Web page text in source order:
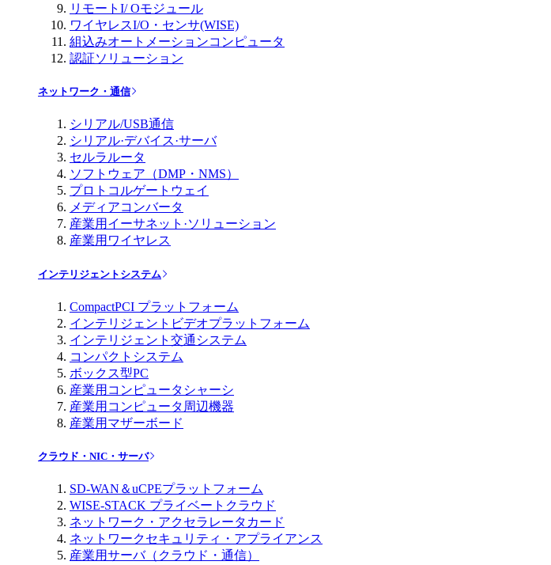
リモートI/ Oモジュール
ワイヤレスI/O・センサ(WISE)
組込みオートメーションコンピュータ
認証ソリューション
ネットワーク・通信
シリアル/USB通信
シリアル·デバイス·サーバ
セルラルータ
ソフトウェア（DMP・NMS）
プロトコルゲートウェイ
メディアコンバータ
産業用イーサネット·ソリューション
産業用ワイヤレス
インテリジェントシステム
CompactPCI プラットフォーム
インテリジェントビデオプラットフォーム
インテリジェント交通システム
コンパクトシステム
ボックス型PC
産業用コンピュータシャーシ
産業用コンピュータ周辺機器
産業用マザーボード
クラウド・NIC・サーバ
SD-WAN＆uCPEプラットフォーム
WISE-STACK プライベートクラウド
ネットワーク・アクセラレータカード
ネットワークセキュリティ・アプライアンス
産業用サーバ（クラウド・通信）